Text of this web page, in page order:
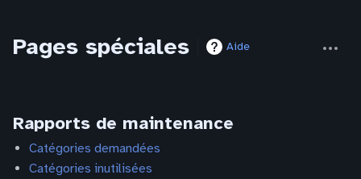
Pages spéciales Aide
actions
Rapports de maintenance
Catégories demandées
Catégories inutilisées